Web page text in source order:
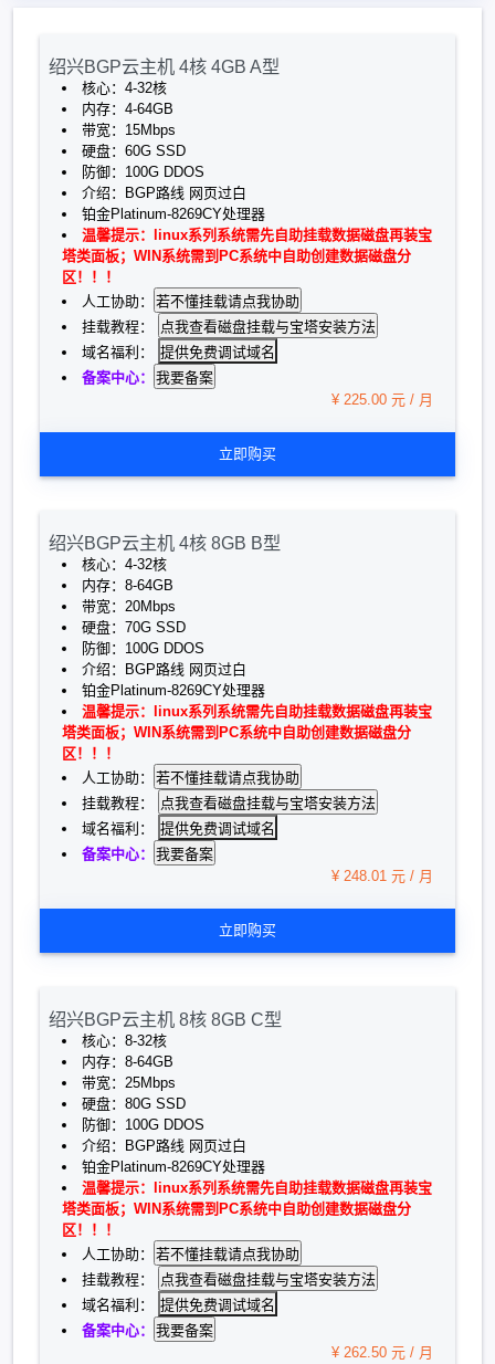
绍兴BGP云主机 4核 4GB A型
核心：4-32核
内存：4-64GB
带宽：15Mbps
硬盘：60G SSD
防御：100G DDOS
介绍：BGP路线 网页过白
铂金Platinum-8269CY处理器
温馨提示：linux系列系统需先自助挂载数据磁盘再装宝
塔类面板；WIN系统需到PC系统中自助创建数据磁盘分
区！！！
人工协助：
挂载教程：
域名福利：
提供免费调试域名
备案中心：
¥ 225.00 元 / 月
立即购买
绍兴BGP云主机 4核 8GB B型
核心：4-32核
内存：8-64GB
带宽：20Mbps
硬盘：70G SSD
防御：100G DDOS
介绍：BGP路线 网页过白
铂金Platinum-8269CY处理器
温馨提示：linux系列系统需先自助挂载数据磁盘再装宝
塔类面板；WIN系统需到PC系统中自助创建数据磁盘分
区！！！
人工协助：
挂载教程：
域名福利：
提供免费调试域名
备案中心：
¥ 248.01 元 / 月
立即购买
绍兴BGP云主机 8核 8GB C型
核心：8-32核
内存：8-64GB
带宽：25Mbps
硬盘：80G SSD
防御：100G DDOS
介绍：BGP路线 网页过白
铂金Platinum-8269CY处理器
温馨提示：linux系列系统需先自助挂载数据磁盘再装宝
塔类面板；WIN系统需到PC系统中自助创建数据磁盘分
区！！！
人工协助：
挂载教程：
域名福利：
提供免费调试域名
备案中心：
¥ 262.50 元 / 月